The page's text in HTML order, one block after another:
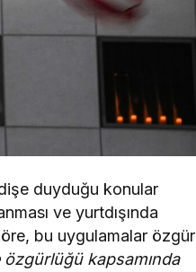
duyduğu konular
ve yurtdışında
bu uygulamalar özgür
özgürlüğü kapsamında